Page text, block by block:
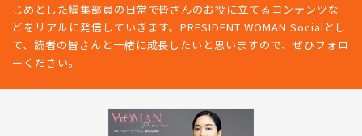
じめとした編集部員の日常で皆さんのお役に立てるコンテンツな
どをリアルに発信していきます。PRESIDENT WOMAN Socialとし
て、読者の皆さんと一緒に成長したいと思いますので、ぜひフォロ
ーください。